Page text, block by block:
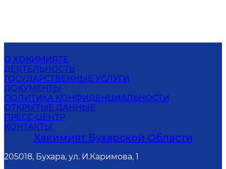
О ХОКИМИЯТЕ
ДЕЯТЕЛЬНОСТЬ
ГОСУДАРСТВЕННЫЕ УСЛУГИ
ДОКУМЕНТЫ
ПОЛИТИКА КОНФИДЕНЦИАЛЬНОСТИ
ОТКРЫТЫЕ ДАННЫЕ
ПРЕСС-ЦЕНТР
КОНТАКТЫ
Хакимият Бухарской Области
205018, Бухара, ул. И.Каримова, 1